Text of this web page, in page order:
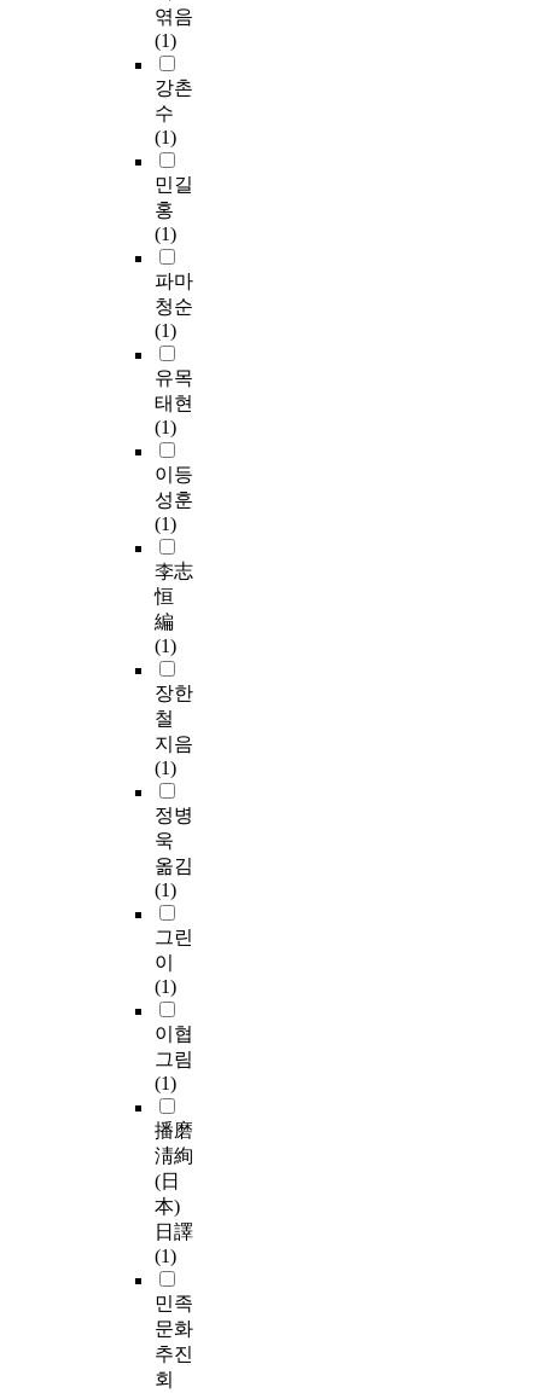
엮음
(1)
강촌
수
(1)
민길
홍
(1)
파마
청순
(1)
유목
태현
(1)
이등
성훈
(1)
李志
恒
編
(1)
장한
철
지음
(1)
정병
욱
옮김
(1)
그린
이
(1)
이협
그림
(1)
播磨
淸絢
(日
本)
日譯
(1)
민족
문화
추진
회